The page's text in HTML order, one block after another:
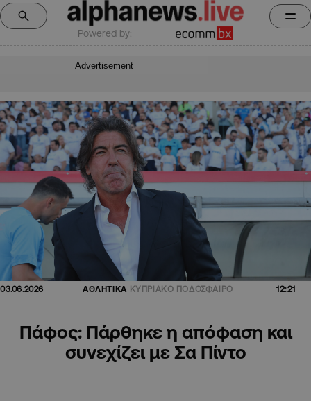
Powered by:
Advertisement
03.06.2026 ΑΘΛΗΤΙΚΑ ΚΥΠΡΙΑΚΟ ΠΟΔΟΣΦΑΙΡΟ 12:21
Πάφος: Πάρθηκε η απόφαση και
συνεχίζει με Σα Πίντο